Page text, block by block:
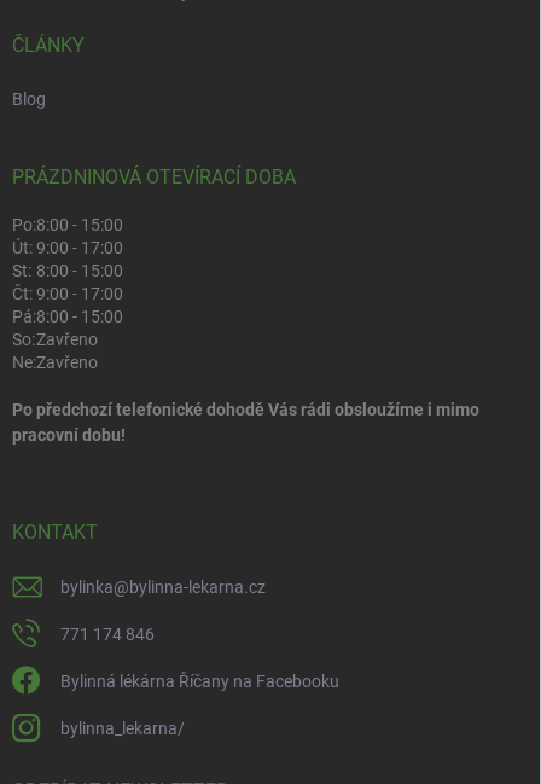
ČLÁNKY
Blog
PRÁZDNINOVÁ OTEVÍRACÍ DOBA
Po:8:00 - 15:00
Út:9:00 - 17:00
St: 8:00 - 15:00
Čt:9:00 - 17:00
Pá:8:00 - 15:00
So:Zavřeno
Ne:Zavřeno
Po předchozí telefonické dohodě Vás rádi obsloužíme i mimo
pracovní dobu!
KONTAKT
bylinka@bylinna-lekarna.cz
771 174 846
Bylinná lékárna Říčany na Facebooku
bylinna_lekarna/